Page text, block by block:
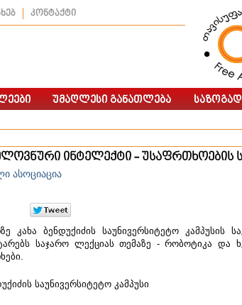
კონტაქტი
ინტელექტი - უსაფრთხოების
ასოციაცია
კახა ბენდუქიძის საუნივერსიტეტო კამპუსის
საჯარო ლექციას თემაზე - რობოტიკა და
საუნივერსიტეტო კამპუსი